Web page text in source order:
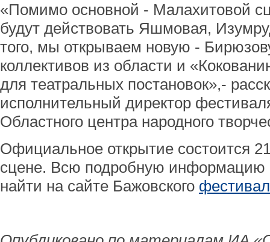
«Помимо основной - Малахитовой
будут действовать Яшмовая,
того, мы открываем новую -
коллективов из области и
для театральных постановок»,-
исполнительный директор
Областного центра народного
Официальное открытие состоится
сцене. Всю подробную информацию
найти на сайте Бажовского